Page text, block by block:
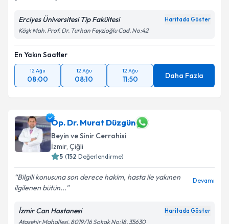
Erciyes Üniversitesi Tip Fakültesi Haritada Göster
Köşk Mah. Prof. Dr. Turhan Feyzioğlu Cad. No:42
En Yakın Saatler
12 Ağu
08:00
12 Ağu
08:10
12 Ağu
11:50 Daha Fazla
Op. Dr. Murat Düzgün
Beyin ve Sinir Cerrahisi
İzmir, Çiğli
5 (152 Değerlendirme)
Bilgili konusuna son derece hakim, hasta ile yakınen
ilgilenen bütün...
Devamı
İzmir Can Hastanesi Haritada Göster
Ataşehir Mahallesi, 8019/16 Sokak No:18, 35630